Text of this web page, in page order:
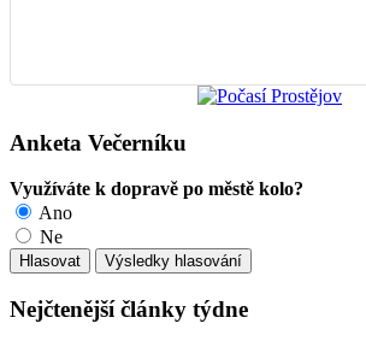
Anketa Večerníku
Využíváte k dopravě po městě kolo?
Ano
Ne
Nejčtenější články týdne